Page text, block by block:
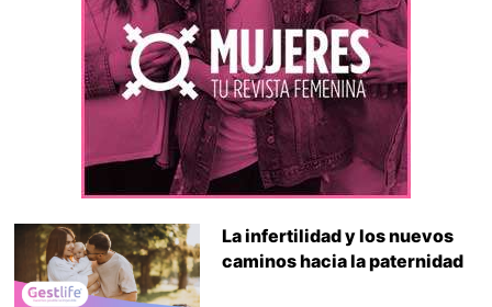
La infertilidad y los nuevos
caminos hacia la paternidad